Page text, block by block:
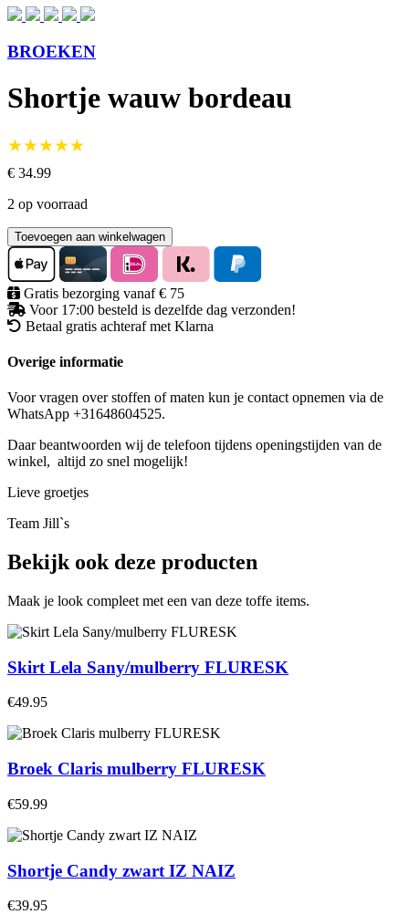
BROEKEN
Shortje wauw bordeau
★★★★★
€ 34.99
2 op voorraad
Toevoegen aan winkelwagen
Gratis bezorging vanaf € 75
Voor 17:00 besteld is dezelfde dag verzonden!
Betaal gratis achteraf met Klarna
Overige informatie
Voor vragen over stoffen of maten kun je contact opnemen via de
WhatsApp +31648604525.
Daar beantwoorden wij de telefoon tijdens openingstijden van de
winkel, altijd zo snel mogelijk!
Lieve groetjes
Team Jill`s
Bekijk ook deze producten
Maak je look compleet met een van deze toffe items.
Skirt Lela Sany/mulberry FLURESK
€49.95
Broek Claris mulberry FLURESK
€59.99
Shortje Candy zwart IZ NAIZ
€39.95